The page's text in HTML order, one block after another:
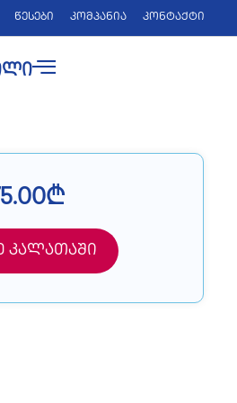
წესები კომპანია კონტაქტი
₾
კალათაში